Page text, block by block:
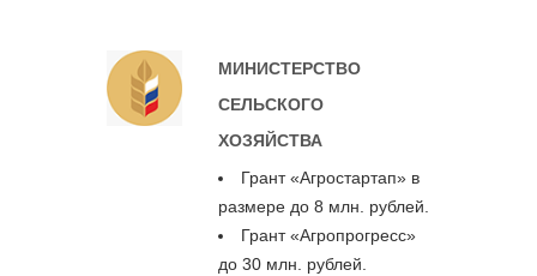
МИНИСТЕРСТВО
СЕЛЬСКОГО
ХОЗЯЙСТВА
Грант «Агростартап» в
размере до 8 млн. рублей.
Грант «Агропрогресс»
до 30 млн. рублей.